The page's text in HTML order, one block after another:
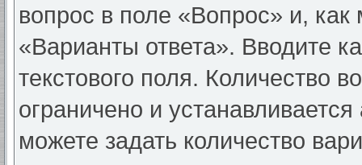
вопрос в поле «Вопрос» и,
«Варианты ответа». Вводите
текстового поля. Количество
ограничено и
можете задать количество